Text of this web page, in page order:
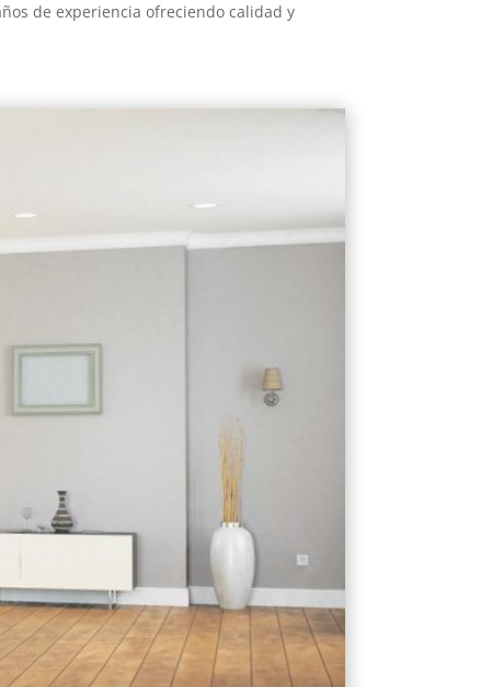
de experiencia ofreciendo calidad y